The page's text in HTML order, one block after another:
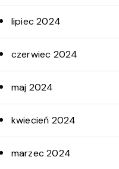
lipiec 2024
czerwiec 2024
maj 2024
kwiecień 2024
marzec 2024